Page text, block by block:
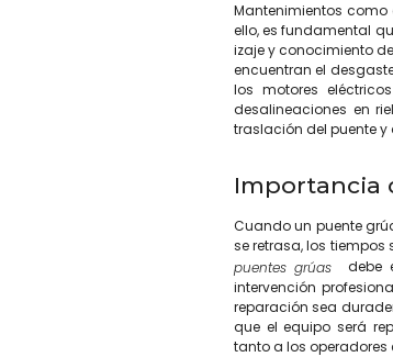
Mantenimientos
ello, es fundamental
izaje y conocimiento
encuentran el
los motores
desalineaciones en
traslación del puente y
Importancia
Cuando un puente
se retrasa, los tiempos
puentes grúas
debe
intervención
reparación sea
que el equipo será
tanto a los